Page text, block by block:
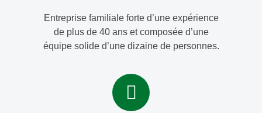
Entreprise familiale forte d’une expérience
de plus de 40 ans et composée d’une
équipe solide d’une dizaine de personnes.